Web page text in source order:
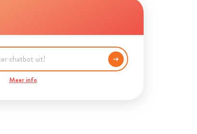
Meer info